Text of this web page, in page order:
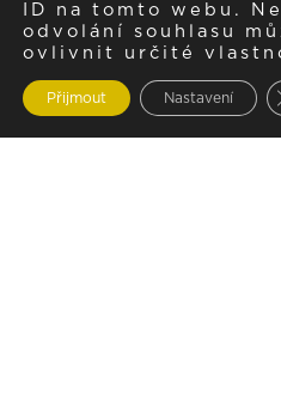
ID na tomto webu.
odvolání souhlasu
ovlivnit určité
Přijmout Nastavení